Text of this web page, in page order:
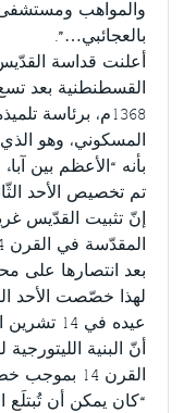
والمواهب ومستشفى
بالعجائبي…”.
أعلنت قداسة
القسطنطنية بعد
1368م، برئاسة
المسكوني، وهو
بأنه “الأعظم بين
تم تخصيص الأحد
إنّ تثبيت القدّيس
بعد انتصارها على
لهذا خصّصت الأحد
عيده في
أنّ البنية
القرن 14 بموجب خطوط أخرى.
“كان يمكن أن تُبتلَع